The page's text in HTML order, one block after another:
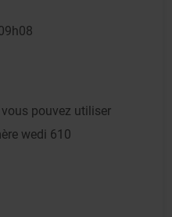
pouvez utiliser
wedi 610